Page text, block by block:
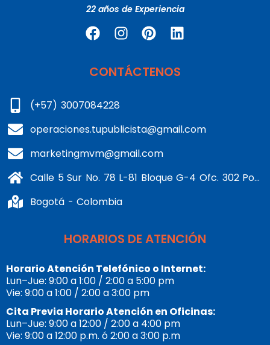
22 años de Experiencia
CONTÁCTENOS
(+57) 3007084228
operaciones.tupublicista@gmail.com
marketingmvm@gmail.com
Calle 5 Sur No. 78 L-81 Bloque G-4 Ofc. 302 Portería 1 Banderas - Kennedy
Bogotá - Colombia
HORARIOS DE ATENCIÓN
Horario Atención Telefónico o Internet:
Lun–Jue: 9:00 a 1:00 / 2:00 a 5:00 pm
Vie: 9:00 a 1:00 / 2:00 a 3:00 pm
Cita Previa Horario Atención en Oficinas:
Lun–Jue: 9:00 a 12:00 / 2:00 a 4:00 pm
Vie: 9:00 a 12:00 p.m. ó 2:00 a 3:00 p.m